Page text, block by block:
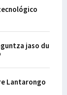
jaso du
Lantarongo